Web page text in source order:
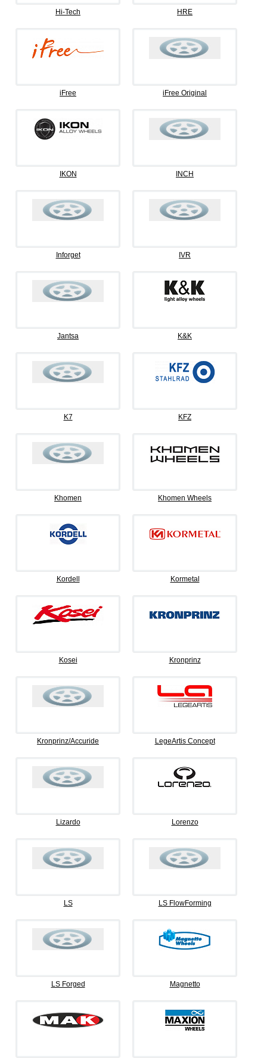
Hi-Tech HRE
iFree iFree Original
IKON INCH
Inforget IVR
Jantsa K&K
K7 KFZ
Khomen Khomen Wheels
Kordell Kormetal
Kosei Kronprinz
Kronprinz/Accuride LegeArtis Concept
Lizardo Lorenzo
LS LS FlowForming
LS Forged Magnetto